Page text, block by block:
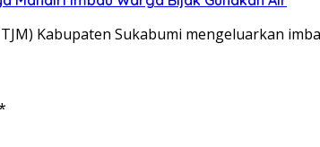
Kabupaten Sukabumi mengeluarkan